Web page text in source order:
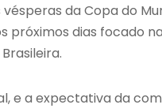
da Copa do
próximos dias focado
e a expectativa da